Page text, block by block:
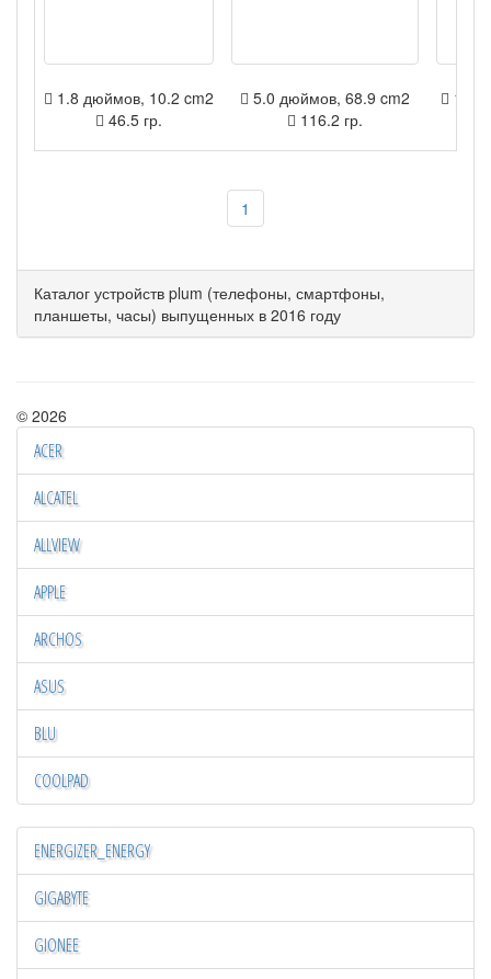
1.8 дюймов, 10.2 cm2
46.5 гр.
5.0 дюймов, 68.9 cm2
116.2 гр.
1.8
1
Каталог устройств plum (телефоны, смартфоны,
планшеты, часы) выпущенных в 2016 году
© 2026
ACER
ALCATEL
ALLVIEW
APPLE
ARCHOS
ASUS
BLU
COOLPAD
ENERGIZER_ENERGY
GIGABYTE
GIONEE